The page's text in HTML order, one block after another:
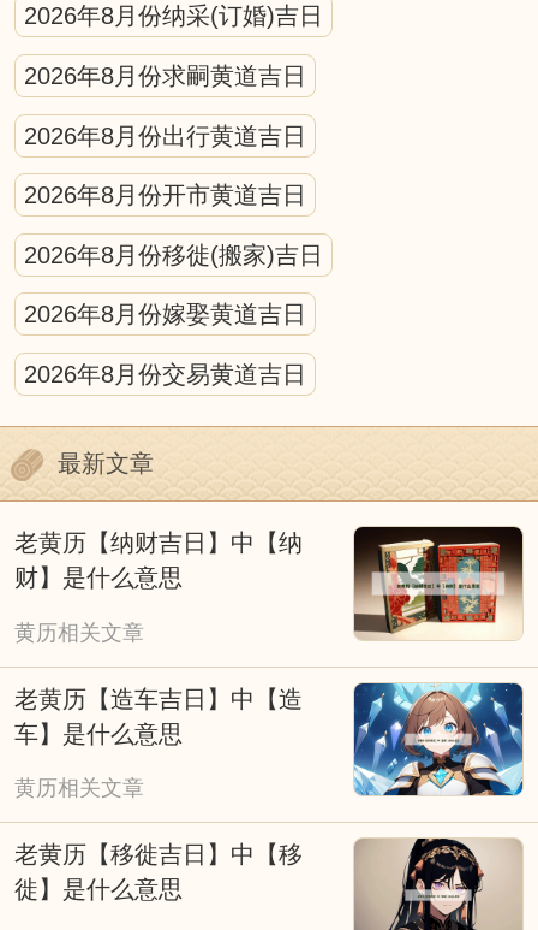
日则需谨慎。十二建星循环值日，各有适配场
景，是宜忌判断的核心。冲煞信息需避开与核
心参与人生肖、活动方位的冲突。
使用黄历需遵循“事为先、俗为纲、合己
身”原则：先明确活动性质，筛选宜办事项的日
期，避开冲煞与强凶标注，再结合现实时间、
天气等因素调整。
黄历的宜忌的标注需结合具体场景解读，不
庭院改造等重大工程，日常家居小修缮无需严
格遵循；“忌婚嫁”则主要避开与新人相冲、神
煞不利的日子，若遇特殊情况，可结合民俗祈
福仪式灵活调整。
我们应理性看待择吉黄历，它是传统文化的
传承。它既承载着古人顺应自然、趋吉避凶的
生活理念，也融入了不同时代的民俗特色，成
为连接传统与当下的文化纽带。无论是过去还
是现在，人们使用黄历的本质，都是对美好生
活的期许，而非单纯依赖吉凶标注的盲目跟
风。无需盲目依赖，可将其作为参考，结合科
学规划与积极心态，兼顾传统民俗与现代生活
2026年8月份纳采(订婚)吉日
2026年8月份求嗣黄道吉日
2026年8月份出行黄道吉日
2026年8月份开市黄道吉日
2026年8月份移徙(搬家)吉日
2026年8月份嫁娶黄道吉日
2026年8月份交易黄道吉日
最新文章
老黄历【纳财吉日】中【纳
财】是什么意思
黄历相关文章
老黄历【造车吉日】中【造
车】是什么意思
黄历相关文章
老黄历【移徙吉日】中【移
徙】是什么意思